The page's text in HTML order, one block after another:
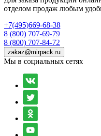
отделом продаж любым
+7(495)669-68-38
8 (800) 707-69-79
8 (800) 707-84-72
zakaz@mirpack.ru
Мы в социальных сетях